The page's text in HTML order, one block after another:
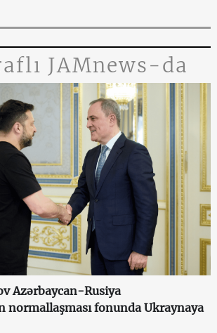
JAMnews-da
Azərbaycan-Rusiya
fonunda Ukraynaya